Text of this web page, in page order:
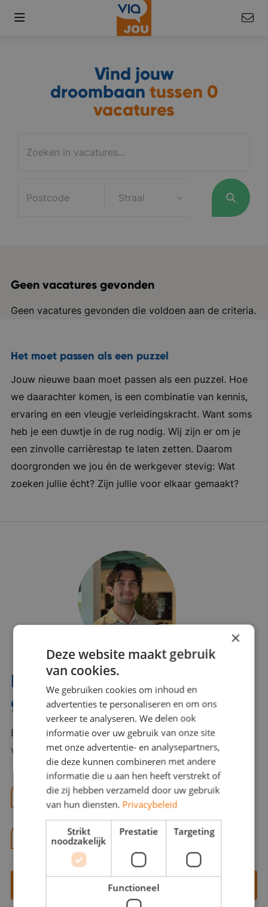
Vind jouw
droombaan tussen 0
vacatures
Geen vacatures gevonden
Geen vacatures gevonden die voldoen aan de criteria.
Het moet passen als een puzzel
Jouw nieuwe baan moet passen als een puzzel. Hoe
we daarachter komen, is een combinatie van kennis,
ervaring en een vleugje verleidingskracht. Want soms
heb je een duwtje in de rug nodig. Wij zijn er om je
een zinvolle carrièrestap te laten zetten. Daarom
doorgronden we jou én de werkgever stevig: Wat
zoeken jullie écht? Zijn jullie voor elkaar gemaakt?
Interesse? Benno helpt je
graag verder!
Bel of mail Benno met al jouw vragen. Benno staat
voor je klaar en helpt je graag!
benno@viajou.nl
06 13 28 62 71
Contact opnemen
×
Deze website maakt gebruik
van cookies.
We gebruiken cookies om inhoud en
advertenties te personaliseren en om ons
verkeer te analyseren. We delen ook
informatie over uw gebruik van onze site
met onze advertentie- en analysepartners,
die deze kunnen combineren met andere
informatie die u aan hen heeft verstrekt of
die zij hebben verzameld door uw gebruik
van hun diensten. Privacybeleid
Strikt
noodzakelijk
Prestatie Targeting
Functioneel